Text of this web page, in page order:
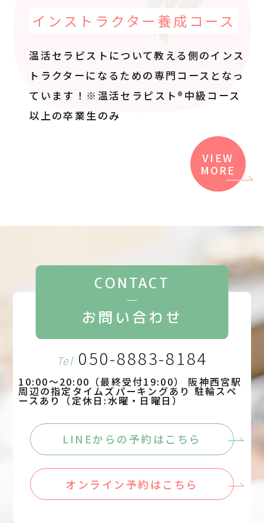
インストラクター養成コース
温活セラピストについて教える側のインス
トラクター になるための専門コースとなっ
ています！ ※温活セラピスト®中級コース
以上の卒業生のみ
VIEW
MORE
CONTACT
お問い合わせ
Tel 050-8883-8184
10:00～20:00（最終受付19:00） 阪神西宮駅
周辺の指定タイムズパーキングあり 駐輪スペ
ースあり（定休日:水曜・日曜日）
LINEからの予約はこちら
オンライン予約はこちら